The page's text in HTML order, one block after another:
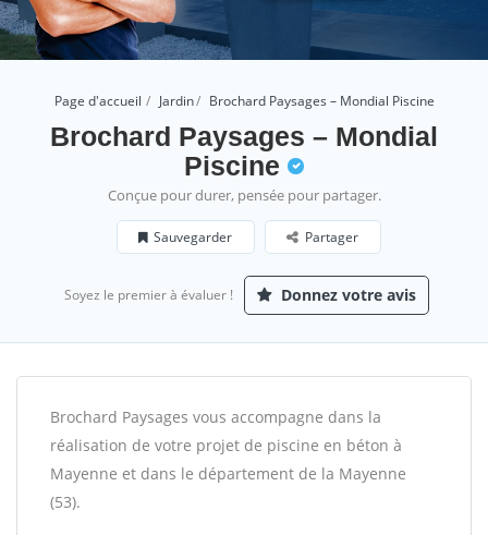
Page d'accueil Jardin Brochard Paysages – Mondial Piscine
Brochard Paysages – Mondial
Piscine
Conçue pour durer, pensée pour partager.
Sauvegarder Partager
Soyez le premier à évaluer ! Donnez votre avis
Brochard Paysages vous accompagne dans la
réalisation de votre projet de piscine en béton à
Mayenne et dans le département de la Mayenne
(53).